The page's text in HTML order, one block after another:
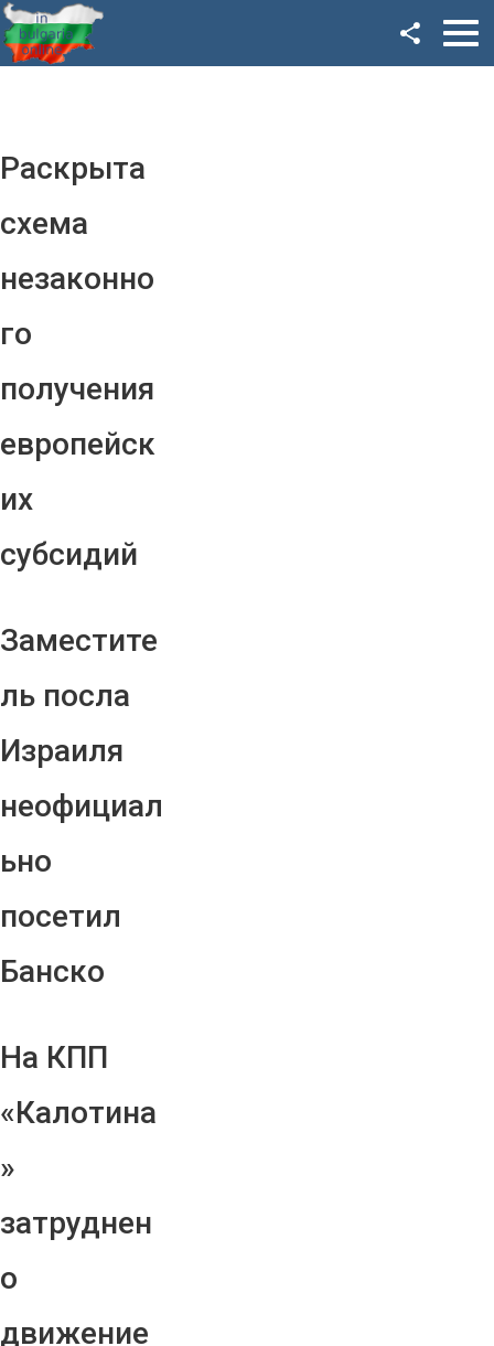
Раскрыта
схема
незаконно
го
получения
европейск
их
субсидий
Заместите
ль посла
Израиля
неофициал
ьно
посетил
Банско
На КПП
«Калотина
»
затруднен
о
движение